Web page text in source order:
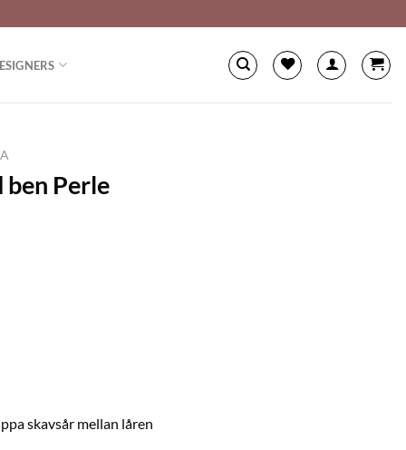
ben Perle
skavsår mellan låren